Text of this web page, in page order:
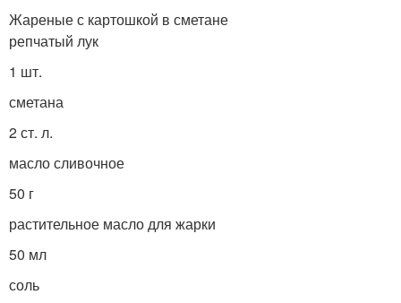
Жареные с картошкой в сметане
репчатый лук
1 шт.
сметана
2 ст. л.
масло сливочное
50 г
растительное масло для жарки
50 мл
соль